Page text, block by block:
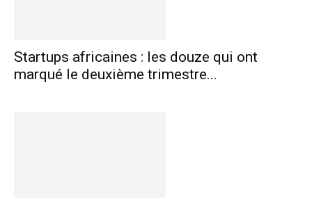
Startups africaines : les douze qui ont
marqué le deuxième trimestre...